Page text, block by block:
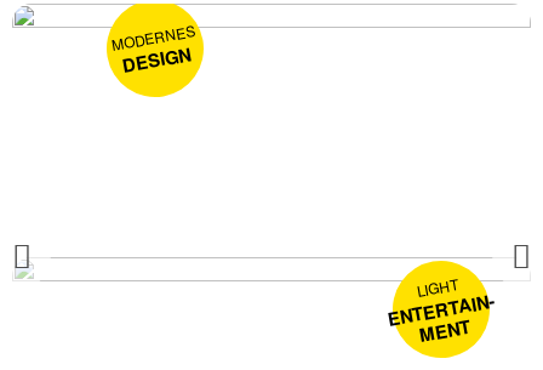
Previous
MODERNES
DESIGN
LIGHT
ENTERTAIN-
MENT